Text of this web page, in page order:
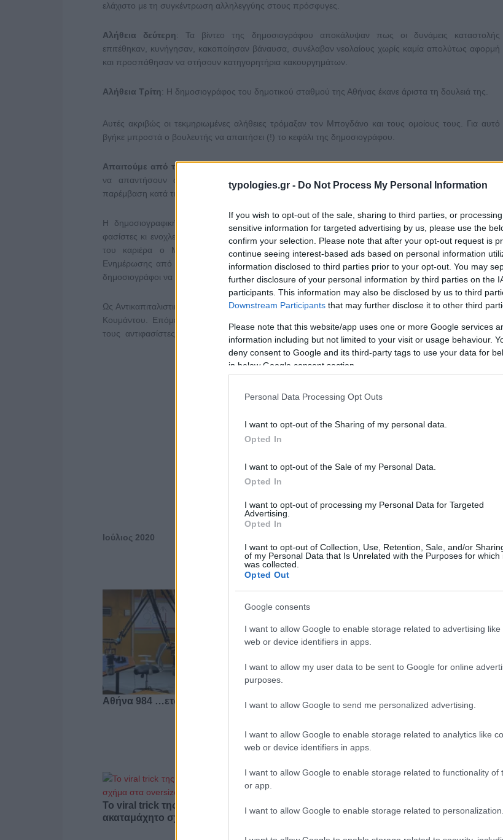
typologies.gr - Do Not Process My Personal Information
If you wish to opt-out of the sale, sharing to third parties, or
sensitive information for targeted advertising by us, please use the
confirm your selection. Please note that after your opt-out request is
continue seeing interest-based ads based on personal information
information disclosed to third parties prior to your opt-out. You may
further disclosure of your personal information by third parties on the
participants. This information may also be disclosed by us to third
Downstream Participants that may further disclose it to other third
Please note that this website/app uses one or more Google services
information including but not limited to your visit or usage behaviour.
deny consent to Google and its third-party tags to use your data for
in below Google consent section.
Personal Data Processing Opt Outs
I want to opt-out of the Sharing of my personal data.
Opted In
I want to opt-out of the Sale of my Personal Data.
Opted In
I want to opt-out of processing my Personal Data for Targeted
Advertising.
Opted In
I want to opt-out of Collection, Use, Retention, Sale, and/or
of my Personal Data that Is Unrelated with the Purposes for which
was collected.
Opted Out
Google consents
I want to allow Google to enable storage related to advertising like
web or device identifiers in apps.
I want to allow my user data to be sent to Google for online
purposes.
I want to allow Google to send me personalized advertising.
I want to allow Google to enable storage related to analytics like
web or device identifiers in apps.
I want to allow Google to enable storage related to functionality of
or app.
I want to allow Google to enable storage related to personalization.
ελάχιστο με τη συγκέντρωση αλληλεγγύης στους πρόσφυγες.
Αλήθεια δεύτερη: Τα βίντεο της δημοσιογράφου αποκάλυψαν πως οι δυνάμεις καταστολής
επιτέθηκαν, κυνήγησαν, κακοποίησαν βάναυσα, συνέλαβαν νεολαίους χωρίς καμία απολύτως αφορμή
και προσπάθησαν να στήσουν κατηγορητήρια κακουργημάτων.
Αλήθεια Τρίτη: Η δημοσιογράφος του δημοτικού σταθμού της Αθήνας έκανε άριστα τη δουλειά της.
Αυτές ακριβώς οι τεκμηριωμένες αλήθειες τρόμαξαν τον Μπογδάνο και τους ομοίους τους. Για αυτό
βγήκε μπροστά ο βουλευτής να απαιτήσει (!) το κεφάλι της δημοσιογράφου.
Απαιτούμε από το δήμο Αθήνας και τη δημοτική επιχείρηση ΔΕΡΑ του σταθμού «Αθήνα 9,84»
να απαντήσουν άμεσα στον βουλευτή Κ. Μπογδάνο καταγγέλλοντας την ωμή, απροκάλυπτη
παρέμβαση κατά της δημοσιογράφου του σταθμού.
Η δημοσιογραφική εργασία δεν έχει εργοδότη τον κάθε πολιτευτή που αγκαλιάζεται δημόσια με
φασίστες κι ενοχλείται από τις αποκαλύψεις. Σε αντίθεση με όσα ίσως έχει μάθει στην επαγγελματική
του καριέρα ο Μπογδάνος και κάθε Μπογδάνος, η χρηματοδότηση των δημοτικών Μέσων
Ενημέρωσης από τους δημότες είναι σημαντική αν και όχι επαρκής προϋπόθεση για να μπορούν οι
δημοσιογράφοι να είναι αμερόληπτοι, αποκαλυπτικοί και έγκυροι.
Ως Αντικαπιταλιστική Ανατροπή στην Αθήνα δηλώνουμε την αμέριστη υποστήριξη μας στην Ελευθερία
Κουμάντου. Επόμενη στάση στο δημοτικό συμβούλιο. Υπερασπίζουμε τους πρόσφυγες και όλους
τους αντιφασίστες αγωνιστές, φράζοντας το δρόμο σε κάθε φασίστα-ρατσιστή!
Ιούλιος 2020
Αθήνα 984 …ετών 39
εμβέλειας για το ραδιόφωνο- Μείζον
θέμα η ασφάλεια των πτήσεων
Το viral trick της Gen Z που δίνει
ακαταμάχητο σχήμα στα oversized σου
Αυτό το εύκολο hairstyle παραλίας είναι
ό,τι πιο chic για τα beach looks σου